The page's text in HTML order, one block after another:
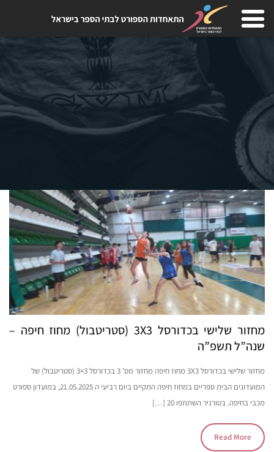
מחזור שלישי בכדורסל 3X3 (סטריטבול) מחוז חיפה –
שנה”ל תשפ”ה
מחזור שלישי בכדורסל 3X3 מחוז חיפה מחזור מס’ 3 בכדורסל 3×3 (סטריטבול) של
המועדונים הבית ספריים במחוז חיפה התקיים ביום רביעי ה 21.05.2025, במועדון ספורט
מכבי בחיפה. בטורניר השתתפו 20 […]
Read More